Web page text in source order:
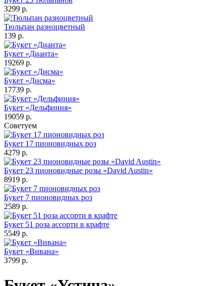
3299 р.
Тюльпан разноцветный
139 р.
Букет «Дианта»
19269 р.
Букет «Дисма»
17739 р.
Букет «Дельфиния»
19059 р.
Советуем
Букет 17 пионовидных роз
4279 р.
Букет 23 пионовидные розы «David Austin»
8919 р.
Букет 7 пионовидных роз
2589 р.
Букет 51 роза ассорти в крафте
5549 р.
Букет «Вивана»
3799 р.